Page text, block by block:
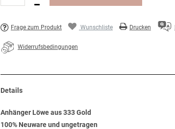
Frage zum Produkt Wunschliste Drucken
Widerrufsbedingungen
Details
Anhänger Löwe aus 333 Gold
100% Neuware und ungetragen